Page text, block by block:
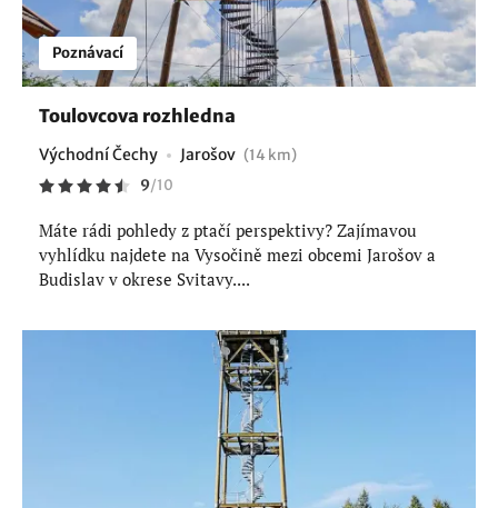
Poznávací
Toulovcova rozhledna
Východní Čechy Jarošov (14 km)
9/10
Máte rádi pohledy z ptačí perspektivy? Zajímavou
vyhlídku najdete na Vysočině mezi obcemi Jarošov a
Budislav v okrese Svitavy....